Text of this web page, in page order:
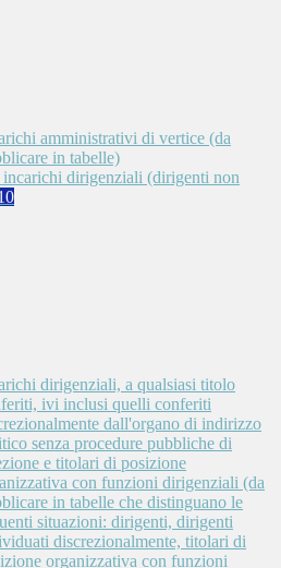
amministrativi di vertice (da
in tabelle)
dirigenziali (dirigenti non
dirigenziali, a qualsiasi titolo
ivi inclusi quelli conferiti
dall'organo di indirizzo
senza procedure pubbliche di
e titolari di posizione
con funzioni dirigenziali (da
in tabelle che distinguano le
situazioni: dirigenti, dirigenti
discrezionalmente, titolari di
organizzativa con funzioni